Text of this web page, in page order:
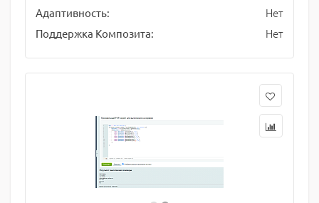
Адаптивность: Нет
Поддержка Композита: Нет